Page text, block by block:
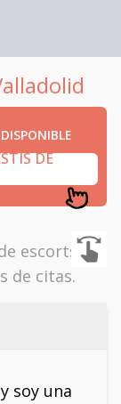
DE
escorts
de citas.
soy una